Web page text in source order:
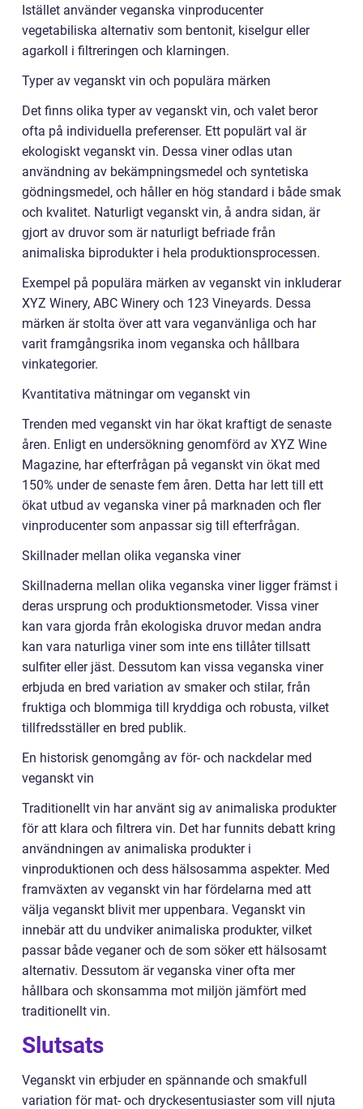
Istället använder veganska vinproducenter
vegetabiliska alternativ som bentonit, kiselgur eller
agarkoll i filtreringen och klarningen.
Typer av veganskt vin och populära märken
Det finns olika typer av veganskt vin, och valet beror
ofta på individuella preferenser. Ett populärt val är
ekologiskt veganskt vin. Dessa viner odlas utan
användning av bekämpningsmedel och syntetiska
gödningsmedel, och håller en hög standard i både smak
och kvalitet. Naturligt veganskt vin, å andra sidan, är
gjort av druvor som är naturligt befriade från
animaliska biprodukter i hela produktionsprocessen.
Exempel på populära märken av veganskt vin inkluderar
XYZ Winery, ABC Winery och 123 Vineyards. Dessa
märken är stolta över att vara veganvänliga och har
varit framgångsrika inom veganska och hållbara
vinkategorier.
Kvantitativa mätningar om veganskt vin
Trenden med veganskt vin har ökat kraftigt de senaste
åren. Enligt en undersökning genomförd av XYZ Wine
Magazine, har efterfrågan på veganskt vin ökat med
150% under de senaste fem åren. Detta har lett till ett
ökat utbud av veganska viner på marknaden och fler
vinproducenter som anpassar sig till efterfrågan.
Skillnader mellan olika veganska viner
Skillnaderna mellan olika veganska viner ligger främst i
deras ursprung och produktionsmetoder. Vissa viner
kan vara gjorda från ekologiska druvor medan andra
kan vara naturliga viner som inte ens tillåter tillsatt
sulfiter eller jäst. Dessutom kan vissa veganska viner
erbjuda en bred variation av smaker och stilar, från
fruktiga och blommiga till kryddiga och robusta, vilket
tillfredsställer en bred publik.
En historisk genomgång av för- och nackdelar med
veganskt vin
Traditionellt vin har använt sig av animaliska produkter
för att klara och filtrera vin. Det har funnits debatt kring
användningen av animaliska produkter i
vinproduktionen och dess hälsosamma aspekter. Med
framväxten av veganskt vin har fördelarna med att
välja veganskt blivit mer uppenbara. Veganskt vin
innebär att du undviker animaliska produkter, vilket
passar både veganer och de som söker ett hälsosamt
alternativ. Dessutom är veganska viner ofta mer
hållbara och skonsamma mot miljön jämfört med
traditionellt vin.
Slutsats
Veganskt vin erbjuder en spännande och smakfull
variation för mat- och dryckesentusiaster som vill njuta